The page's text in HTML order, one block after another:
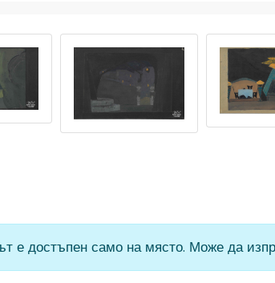
е достъпен само на място. Може да